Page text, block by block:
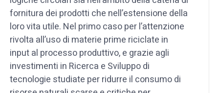
fornitura dei prodotti che nell’estensione della
loro vita utile. Nel primo caso per l’attenzione
rivolta all’uso di materie prime riciclate in
input al processo produttivo, e grazie agli
investimenti in Ricerca e Sviluppo di
tecnologie studiate per ridurre il consumo di